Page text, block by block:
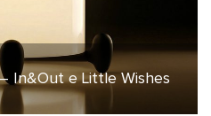
de 2026
In&Out e Little Wishes